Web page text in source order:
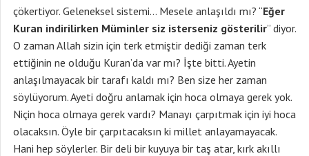
çökertiyor. Geleneksel sistemi… Mesele anlaşıldı mı? “Eğer
Kuran indirilirken Müminler siz isterseniz gösterilir” diyor.
O zaman Allah sizin için terk etmiştir dediği zaman terk
ettiğinin ne olduğu Kuran’da var mı? İşte bitti. Ayetin
anlaşılmayacak bir tarafı kaldı mı? Ben size her zaman
söylüyorum. Ayeti doğru anlamak için hoca olmaya gerek yok.
Niçin hoca olmaya gerek vardı? Manayı çarpıtmak için iyi hoca
olacaksın. Öyle bir çarpıtacaksın ki millet anlayamayacak.
Hani hep söylerler. Bir deli bir kuyuya bir taş atar, kırk akıllı